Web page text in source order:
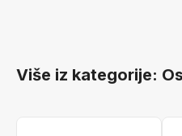
Više iz kategorije: